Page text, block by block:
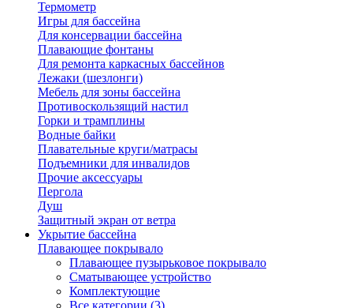
Термометр
Игры для бассейна
Для консервации бассейна
Плавающие фонтаны
Для ремонта каркасных бассейнов
Лежаки (шезлонги)
Мебель для зоны бассейна
Противоскользящий настил
Горки и трамплины
Водные байки
Плавательные круги/матрасы
Подъемники для инвалидов
Прочие аксессуары
Пергола
Душ
Защитный экран от ветра
Укрытие бассейна
Плавающее покрывало
Плавающее пузырьковое покрывало
Сматывающее устройство
Комплектующие
Все категории (3)